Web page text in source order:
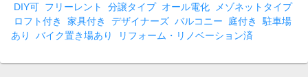
DIY可 フリーレント 分譲タイプ オール電化
メゾネットタイプ
ロフト付き
家具付き デザイナーズ バルコニー 庭付き
駐車場
あり
バイク置き場あり リフォーム・リノベーション済